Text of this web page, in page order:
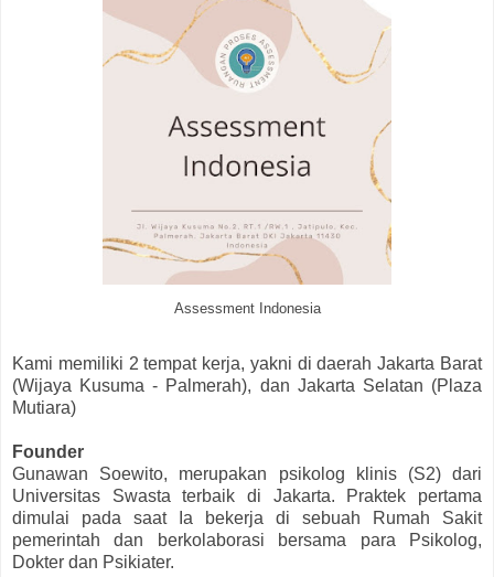
Assessment Indonesia
Kami memiliki 2 tempat kerja, yakni di daerah Jakarta Barat
(Wijaya Kusuma - Palmerah), dan Jakarta Selatan (Plaza
Mutiara)
Founder
Gunawan Soewito, merupakan psikolog klinis (S2) dari
Universitas Swasta terbaik di Jakarta. Praktek pertama
dimulai pada saat Ia bekerja di sebuah Rumah Sakit
pemerintah dan berkolaborasi bersama para Psikolog,
Dokter dan Psikiater.